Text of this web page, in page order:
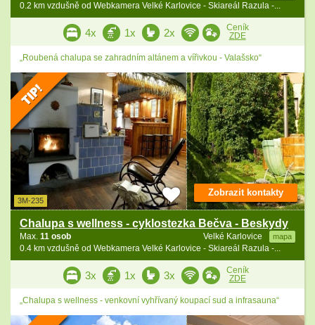
0.2 km vzdušně od Webkamera Velké Karlovice - Skiareál Razula -...
4x 1x 2x
Ceník
ZDE
„Roubená chalupa se zahradním altánem a vířivkou - Valašsko“
3M-235
Chalupa s wellness - cyklostezka Bečva - Beskydy
Velké Karlovice mapa
Max. 11 osob
0.4 km vzdušně od Webkamera Velké Karlovice - Skiareál Razula -...
Zobrazit kontakty
3x 1x 3x
Ceník
ZDE
„Chalupa s wellness - venkovní vyhřívaný koupací sud a infrasauna“